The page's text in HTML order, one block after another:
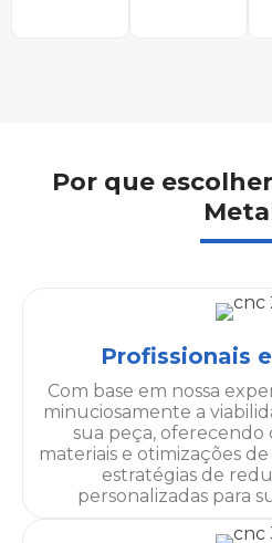
Por que
Profissionais
Com base em nossa
minuciosamente a
sua peça, oferecendo
materiais e otimizações
estratégias de
personalizadas para